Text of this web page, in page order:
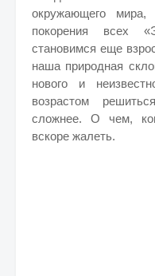
окружающего
покорения всех
становимся еще
наша природная
нового и
возрастом
сложнее. О чем,
вскоре жалеть.